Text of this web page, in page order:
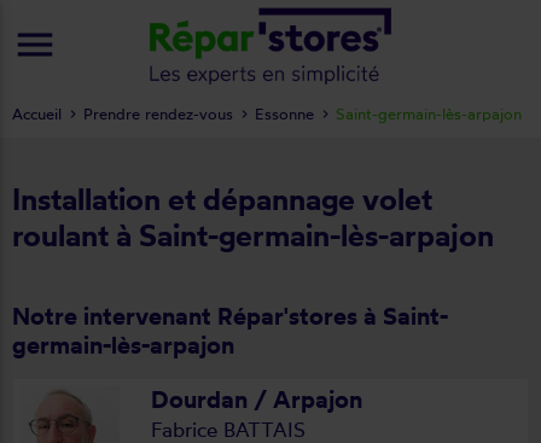
Installation et dépannage volet
roulant à Saint-germain-lès-arpajon
Notre intervenant Répar'stores à Saint-
germain-lès-arpajon
Dourdan / Arpajon
Fabrice BATTAIS
Accueil Prendre rendez-vous Essonne Saint-germain-lès-arpajon
menu